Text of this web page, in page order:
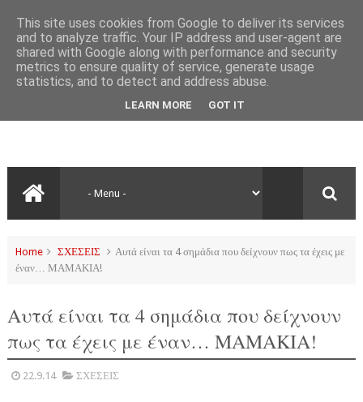
Home ΣΧΕΣΕΙΣ
Αυτά είναι τα 4 σημάδια που δείχνουν πως τα έχεις με
έναν… ΜΑΜΑΚΙΑ!
Αυτά είναι τα 4 σημάδια που δείχνουν
πως τα έχεις με έναν… ΜΑΜΑΚΙΑ!
22.9.14 ΣΧΕΣΕΙΣ
This site uses cookies from Google to deliver its services
and to analyze traffic. Your IP address and user-agent are
shared with Google along with performance and security
metrics to ensure quality of service, generate usage
statistics, and to detect and address abuse.
LEARN MORE GOT IT